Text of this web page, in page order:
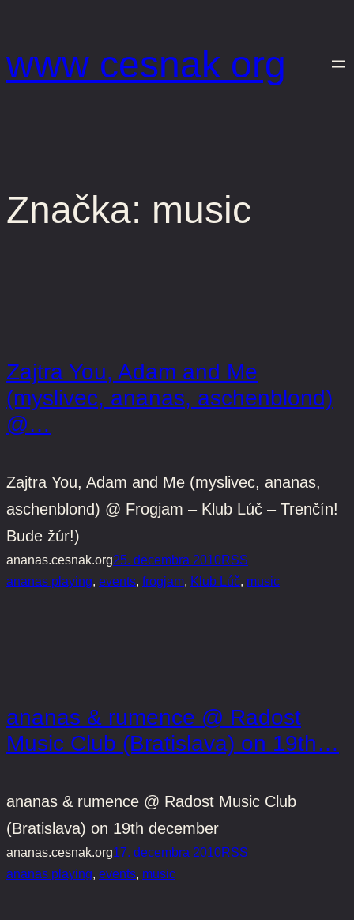
obsah
www cesnak org
Značka: music
Zajtra You, Adam and Me
(myslivec, ananas, aschenblond)
@…
Zajtra You, Adam and Me (myslivec, ananas,
aschenblond) @ Frogjam – Klub Lúč – Trenčín!
Bude žúr!)
ananas.cesnak.org25. decembra 2010RSS
ananas playing, events, frogjam, Klub Lúč, music
ananas & rumence @ Radost
Music Club (Bratislava) on 19th…
ananas & rumence @ Radost Music Club
(Bratislava) on 19th december
ananas.cesnak.org17. decembra 2010RSS
ananas playing, events, music